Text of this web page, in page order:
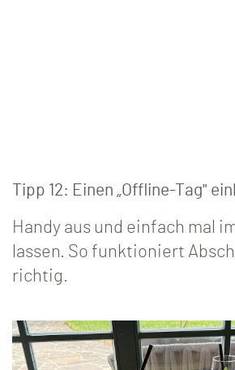
Tipp 12: Einen „Offline-Tag"
Handy aus und einfach mal
lassen. So funktioniert
richtig.